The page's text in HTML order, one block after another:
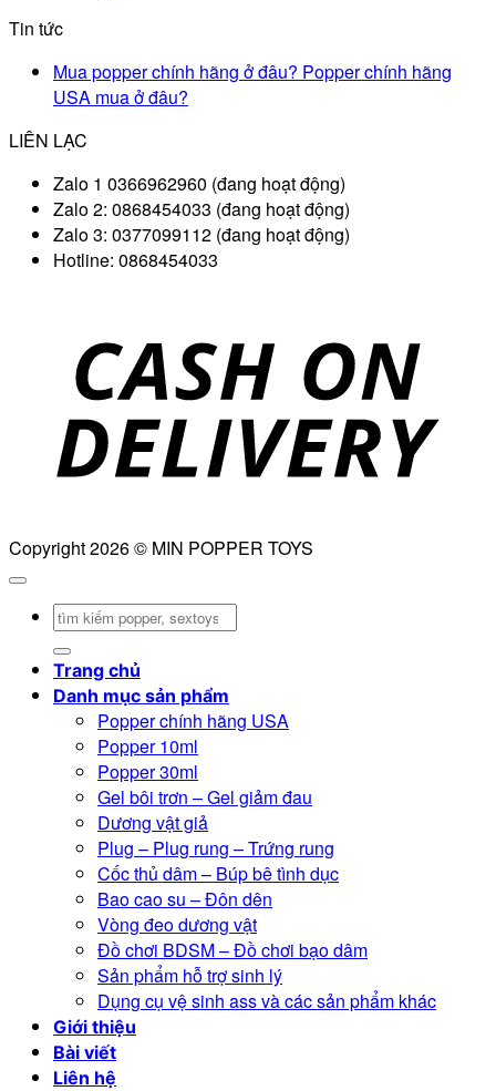
Tin tức
Mua popper chính hãng ở đâu? Popper chính hãng
USA mua ở đâu?
LIÊN LẠC
Zalo 1 0366962960 (đang hoạt động)
Zalo 2: 0868454033 (đang hoạt động)
Zalo 3: 0377099112 (đang hoạt động)
Hotline: 0868454033
Copyright 2026 © MIN POPPER TOYS
Tìm
Trang chủ
Danh mục sản phẩm
Popper chính hãng USA
Popper 10ml
Popper 30ml
Gel bôi trơn – Gel giảm đau
Dương vật giả
Plug – Plug rung – Trứng rung
Cốc thủ dâm – Búp bê tình dục
Bao cao su – Đôn dên
Vòng đeo dương vật
Đồ chơi BDSM – Đồ chơi bạo dâm
Sản phẩm hỗ trợ sinh lý
Dụng cụ vệ sinh ass và các sản phẩm khác
Giới thiệu
Bài viết
Liên hệ